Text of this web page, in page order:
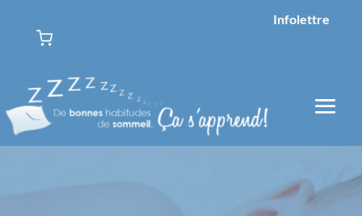
Infolettre